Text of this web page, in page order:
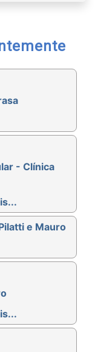
- Clínica
e Mauro